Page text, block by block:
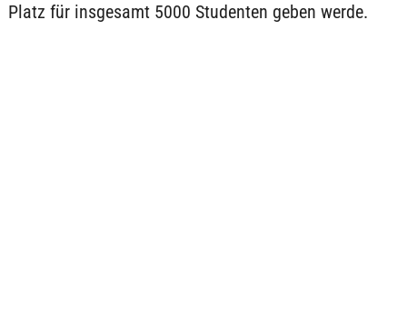
Platz für insgesamt 5000 Studenten geben werde.